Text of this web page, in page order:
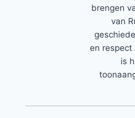
brengen
van
en respect
is